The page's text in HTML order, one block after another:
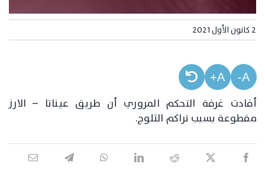
2 كانون الأول 2021
A-
A+
أفادت غرفة التحكم المروري أن طريق عيناتا – الارز
مقطوعة بسبب تراكم الثلوج.